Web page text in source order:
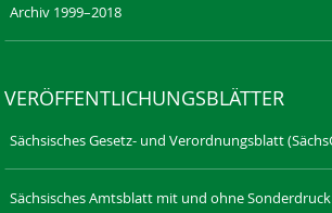
Archiv 1999–2018
VERÖFFENTLICHUNGSBLÄTTER
Sächsisches Gesetz- und Verordnungsblatt
Sächsisches Amtsblatt mit und ohne Sonderdruck